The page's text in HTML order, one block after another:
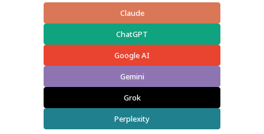
Claude
ChatGPT
Google AI
Gemini
Grok
Perplexity